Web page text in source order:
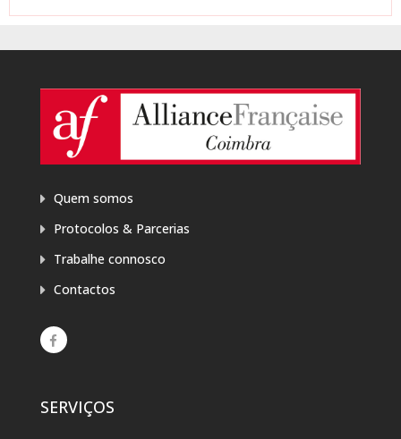
Quem somos
Protocolos & Parcerias
Trabalhe connosco
Contactos
SERVIÇOS